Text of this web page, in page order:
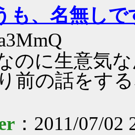
も、名無しで
のに生意気
前の話をす
：2011/07/